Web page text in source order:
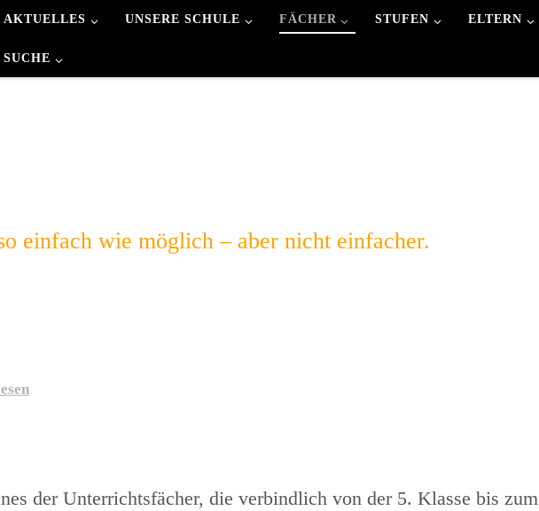
AKTUELLES UNSERE SCHULE FÄCHER STUFEN ELTERN
SUCHE
einfach wie möglich – aber nicht einfacher.​​
der Unterrichtsfächer, die verbindlich von der 5. Klasse bis zum